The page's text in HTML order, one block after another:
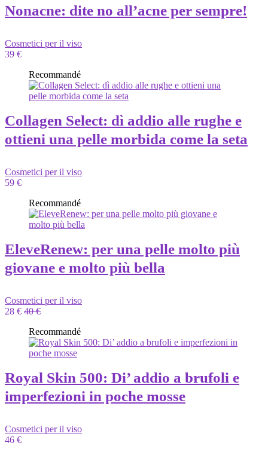
Nonacne: dite no all’acne per sempre!
Cosmetici per il viso
39 €
Recommandé
Collagen Select: dì addio alle rughe e
ottieni una pelle morbida come la seta
Cosmetici per il viso
59 €
Recommandé
EleveRenew: per una pelle molto più
giovane e molto più bella
Cosmetici per il viso
28 € 40 €
Recommandé
Royal Skin 500: Di’ addio a brufoli e
imperfezioni in poche mosse
Cosmetici per il viso
46 €